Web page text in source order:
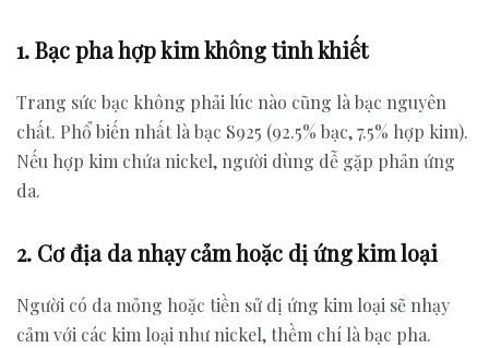
1. Bạc pha hợp kim không tinh khiết
Trang sức bạc không phải lúc nào cũng là bạc nguyên
chất. Phổ biến nhất là bạc S925 (92.5% bạc, 7.5% hợp kim).
Nếu hợp kim chứa nickel, người dùng dễ gặp phản ứng
da.
2. Cơ địa da nhạy cảm hoặc dị ứng kim loại
Người có da mỏng hoặc tiền sử dị ứng kim loại sẽ nhạy
cảm với các kim loại như nickel, thềm chí là bạc pha.